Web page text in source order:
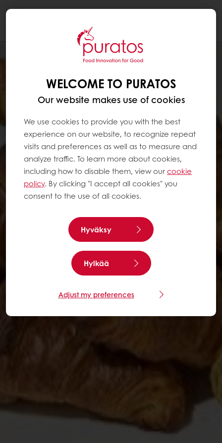
WELCOME TO PURATOS
Our website makes use of cookies
We use cookies to provide you with the best
experience on our website, to recognize repeat
visits and preferences as well as to measure and
analyze traffic. To learn more about cookies,
including how to disable them, view ourcookie
policy. By clicking "I accept all cookies" you
consent to the use of all cookies.
Hyväksy
Hylkää
Adjust my preferences